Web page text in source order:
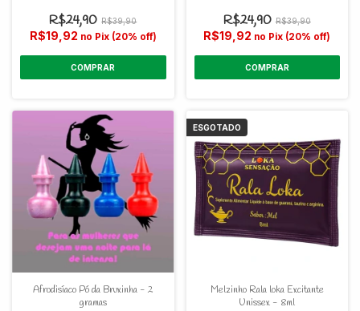
R$24,90 R$39,90
R$19,92 no Pix (20% off)
R$24,90 R$39,90
R$19,92 no Pix (20% off)
Afrodisíaco Pó da Bruxinha - 2
gramas
ESGOTADO
Melzinho Rala loka Excitante
Unissex - 8ml